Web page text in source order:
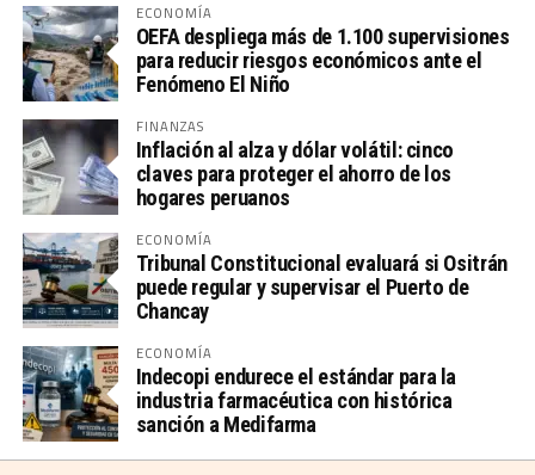
ECONOMÍA
OEFA despliega más de 1.100 supervisiones
para reducir riesgos económicos ante el
Fenómeno El Niño
FINANZAS
Inflación al alza y dólar volátil: cinco
claves para proteger el ahorro de los
hogares peruanos
ECONOMÍA
Tribunal Constitucional evaluará si Ositrán
puede regular y supervisar el Puerto de
Chancay
ECONOMÍA
Indecopi endurece el estándar para la
industria farmacéutica con histórica
sanción a Medifarma